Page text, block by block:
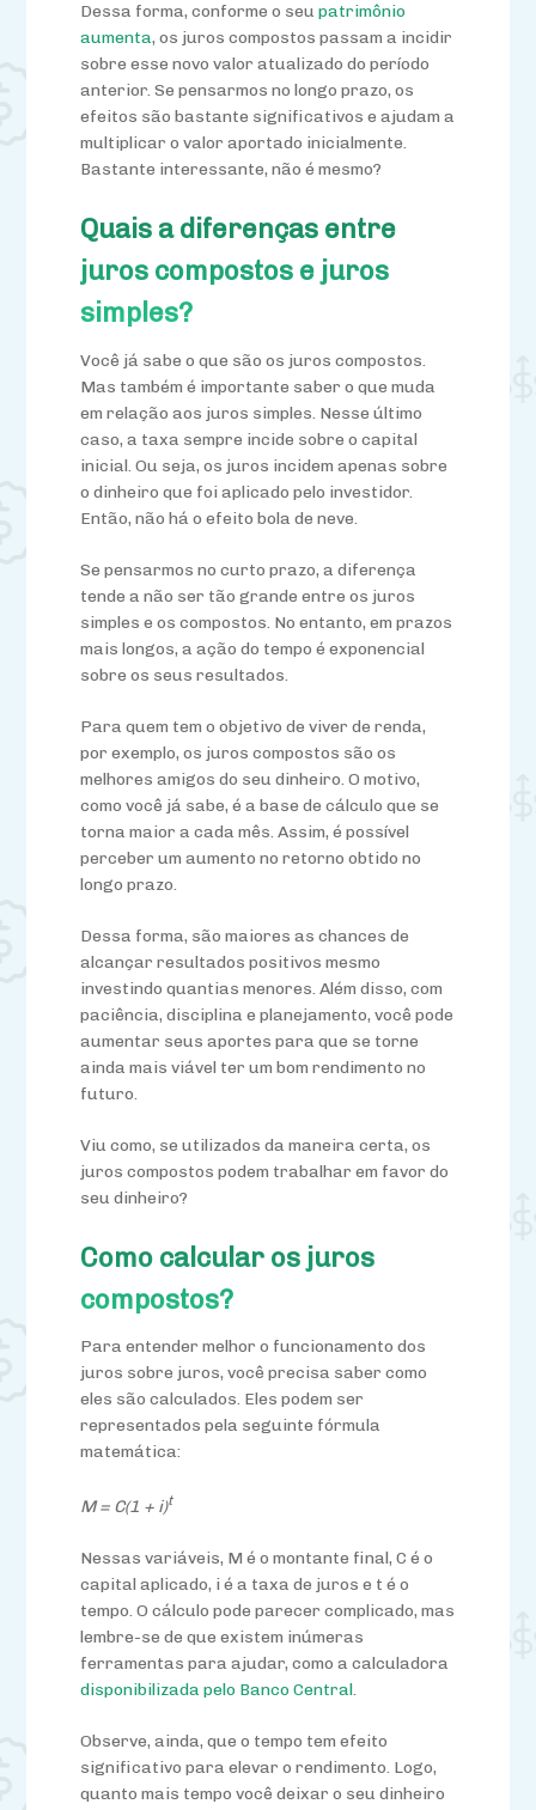
Dessa forma, conforme o seupatrimônio
aumenta, os juros compostos passam a incidir
sobre esse novo valor atualizado do período
anterior. Se pensarmos no longo prazo, os
efeitos são bastante significativos e ajudam a
multiplicar o valor aportado inicialmente.
Bastante interessante, não é mesmo?
Quais a diferenças entre
juros compostos e juros
simples?
Você já sabe o que são os juros compostos.
Mas também é importante saber o que muda
em relação aos juros simples. Nesse último
caso, a taxa sempre incide sobre o capital
inicial. Ou seja, os juros incidem apenas sobre
o dinheiro que foi aplicado pelo investidor.
Então, não há o efeito bola de neve.
Se pensarmos no curto prazo, a diferença
tende a não ser tão grande entre os juros
simples e os compostos. No entanto, em prazos
mais longos, a ação do tempo é exponencial
sobre os seus resultados.
Para quem tem o objetivo de viver de renda,
por exemplo, os juros compostos são os
melhores amigos do seu dinheiro. O motivo,
como você já sabe, é a base de cálculo que se
torna maior a cada mês. Assim, é possível
perceber um aumento no retorno obtido no
longo prazo.
Dessa forma, são maiores as chances de
alcançar resultados positivos mesmo
investindo quantias menores. Além disso, com
paciência, disciplina e planejamento, você pode
aumentar seus aportes para que se torne
ainda mais viável ter um bom rendimento no
futuro.
Viu como, se utilizados da maneira certa, os
juros compostos podem trabalhar em favor do
seu dinheiro?
Como calcular os juros
compostos?
Para entender melhor o funcionamento dos
juros sobre juros, você precisa saber como
eles são calculados. Eles podem ser
representados pela seguinte fórmula
matemática:
M = C(1 + i)t
Nessas variáveis, M é o montante final, C é o
capital aplicado, i é a taxa de juros e t é o
tempo. O cálculo pode parecer complicado, mas
lembre-se de que existem inúmeras
ferramentas para ajudar, como a calculadora
disponibilizada pelo Banco Central.
Observe, ainda, que o tempo tem efeito
significativo para elevar o rendimento. Logo,
quanto mais tempo você deixar o seu dinheiro